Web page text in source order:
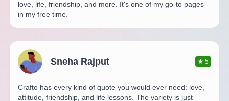
love, life, friendship, and more. It's one of my go-to pages
in my free time.
Sneha Rajput ★5
Crafto has every kind of quote you would ever need: love,
attitude, friendship, and life lessons. The variety is just